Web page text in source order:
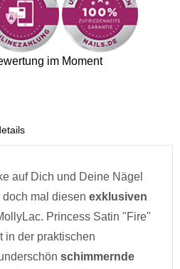
im Moment
auf Dich und Deine Nägel
mal diesen exklusiven
Princess Satin "Fire"
in der praktischen
schimmernde